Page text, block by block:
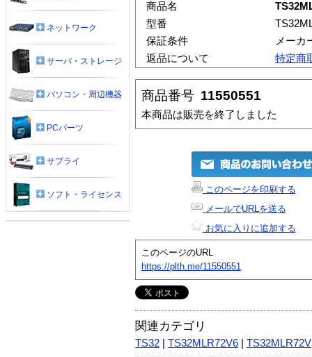
商品名
型番
保証条件
メーカ
返品について
特定商
商品番号 11550551
本商品は販売を終了しました
このページを印刷する
メールでURLを送る
お気に入りに追加する
このページのURL
https://plth.me/11550551
関連カテゴリ
TS32 TS32MLR72V6 TS32MLR72V
ネットワーク
サーバ・ストレージ
パソコン・周辺機器
PCパーツ
サプライ
ソフト・ライセンス